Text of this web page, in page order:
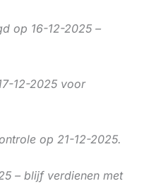
op 16-12-2025 –
12-2025 voor
op 21-12-2025.
– blijf verdienen met